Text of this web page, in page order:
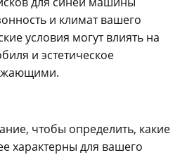
и климат вашего
условия могут влиять на
и эстетическое
чтобы определить, какие
характерны для вашего